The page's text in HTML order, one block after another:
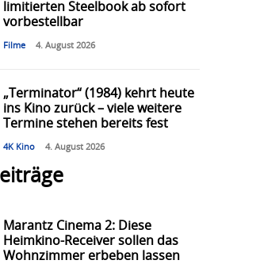
limitierten Steelbook ab sofort
vorbestellbar
Filme 4. August 2026
„Terminator“ (1984) kehrt heute
ins Kino zurück – viele weitere
Termine stehen bereits fest
4K Kino 4. August 2026
Marantz Cinema 2: Diese
Heimkino-Receiver sollen das
Wohnzimmer erbeben lassen